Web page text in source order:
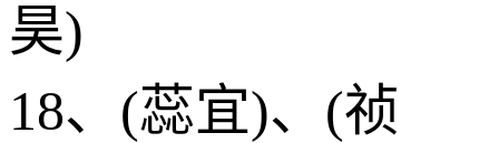
昊)
18、(蕊宜)、(祯